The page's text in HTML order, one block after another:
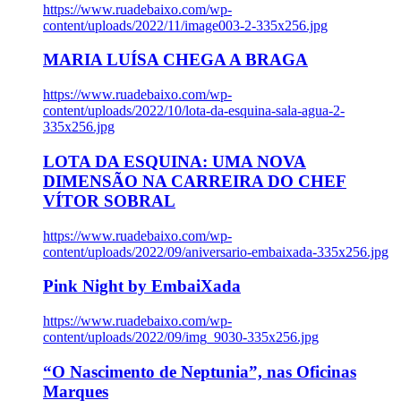
https://www.ruadebaixo.com/wp-
content/uploads/2022/11/image003-2-335x256.jpg
MARIA LUÍSA CHEGA A BRAGA
https://www.ruadebaixo.com/wp-
content/uploads/2022/10/lota-da-esquina-sala-agua-2-
335x256.jpg
LOTA DA ESQUINA: UMA NOVA
DIMENSÃO NA CARREIRA DO CHEF
VÍTOR SOBRAL
https://www.ruadebaixo.com/wp-
content/uploads/2022/09/aniversario-embaixada-335x256.jpg
Pink Night by EmbaiXada
https://www.ruadebaixo.com/wp-
content/uploads/2022/09/img_9030-335x256.jpg
“O Nascimento de Neptunia”, nas Oficinas
Marques